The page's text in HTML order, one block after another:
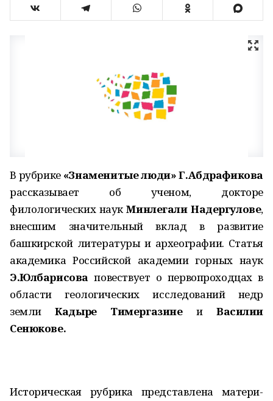
В рубрике «Знаменитые люди»Г.Абдрафикова
рассказывает об ученом, докторе
филологических наукМинлегали Надергуло­ве,
внесшим значительный вклад в развитие
башкирской литературы и археографии. Статья
академика Российской академии горных наук
Э.Юлбарисоваповествует о первопроходцах в
области геологических исследований недр
землиКадыре Тимергазинеи Василии
Сенюкове.
Историческая рубрика представлена матери­